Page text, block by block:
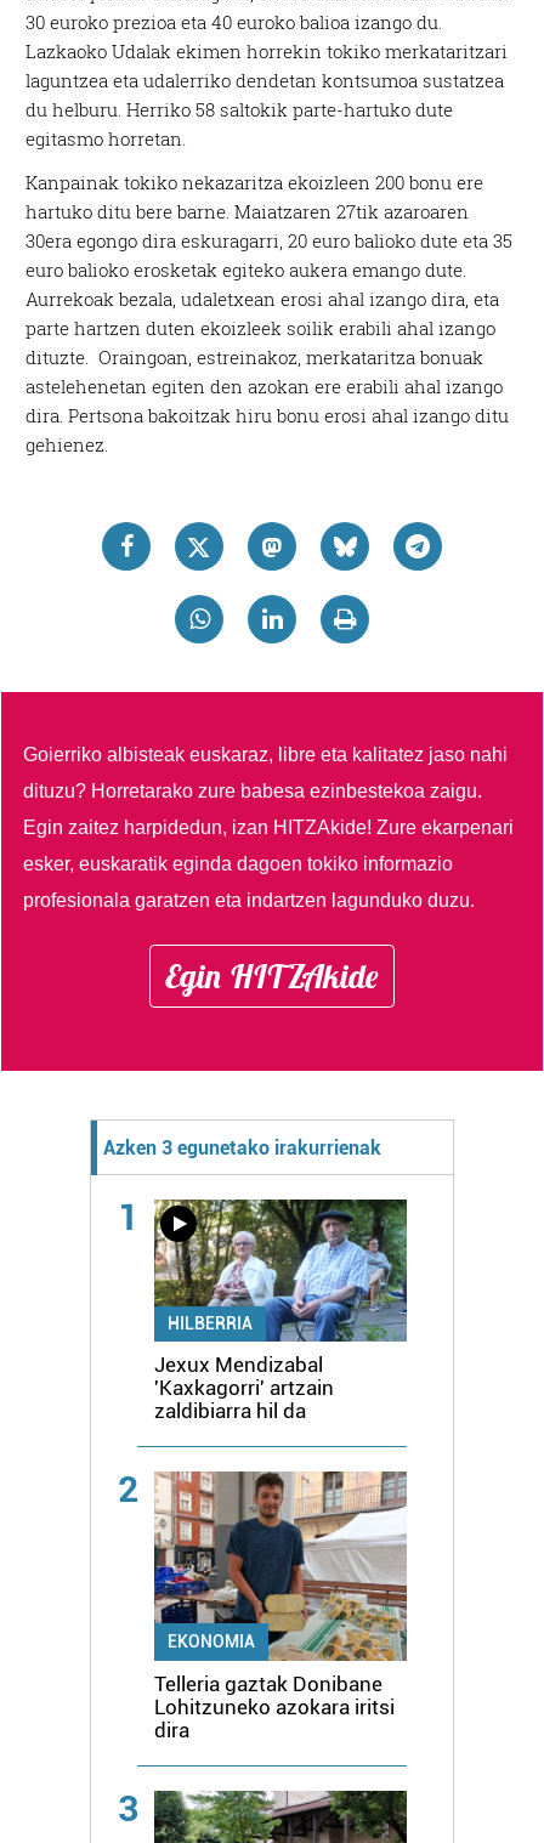
30 euroko prezioa eta 40 euroko balioa izango du.
Lazkaoko Udalak ekimen horrekin tokiko merkataritzari
laguntzea eta udalerriko dendetan kontsumoa sustatzea
du helburu. Herriko 58 saltokik parte-hartuko dute
egitasmo horretan.
Kanpainak tokiko nekazaritza ekoizleen 200 bonu ere
hartuko ditu bere barne. Maiatzaren 27tik azaroaren
30era egongo dira eskuragarri, 20 euro balioko dute eta 35
euro balioko erosketak egiteko aukera emango dute.
Aurrekoak bezala, udaletxean erosi ahal izango dira, eta
parte hartzen duten ekoizleek soilik erabili ahal izango
dituzte. Oraingoan, estreinakoz, merkataritza bonuak
astelehenetan egiten den azokan ere erabili ahal izango
dira. Pertsona bakoitzak hiru bonu erosi ahal izango ditu
gehienez.
Goierriko albisteak euskaraz, libre eta kalitatez jaso nahi
dituzu? Horretarako zure babesa ezinbestekoa zaigu.
Egin zaitez harpidedun, izan HITZAkide!Zure ekarpenari
esker, euskaratik eginda dagoen tokiko informazio
profesionala garatzen eta indartzen lagunduko duzu.
Egin HITZAkide
Azken 3 egunetako irakurrienak
1
HILBERRIA
Jexux Mendizabal
'Kaxkagorri' artzain
zaldibiarra hil da
2
EKONOMIA
Telleria gaztak Donibane
Lohitzuneko azokara iritsi
dira
3